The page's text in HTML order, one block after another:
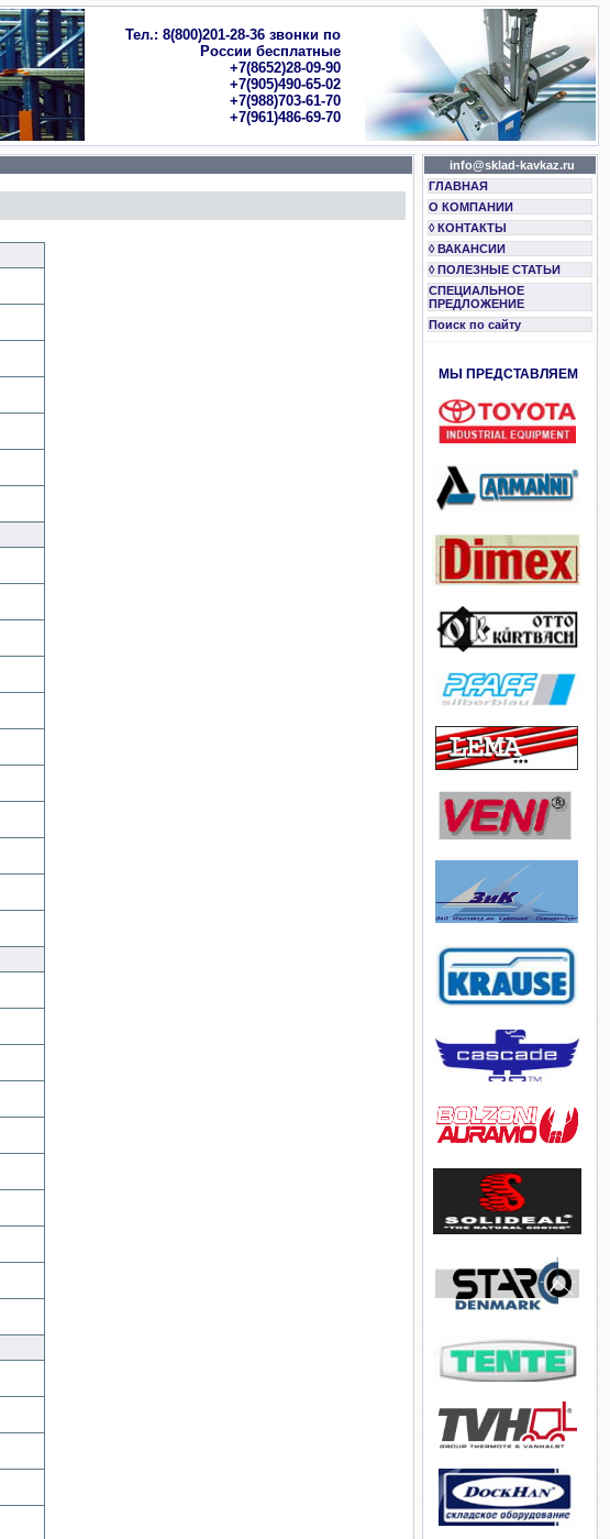
Тел.: 8(800)201-28-36 звонки по
России бесплатные
+7(8652)28-09-90
+7(905)490-65-02
+7(988)703-61-70
+7(961)486-69-70
info@sklad-kavkaz.ru
ГЛАВНАЯ
О КОМПАНИИ
◊ КОНТАКТЫ
◊ ВАКАНСИИ
◊ ПОЛЕЗНЫЕ СТАТЬИ
СПЕЦИАЛЬНОЕ
ПРЕДЛОЖЕНИЕ
Поиск по сайту
МЫ ПРЕДСТАВЛЯЕМ